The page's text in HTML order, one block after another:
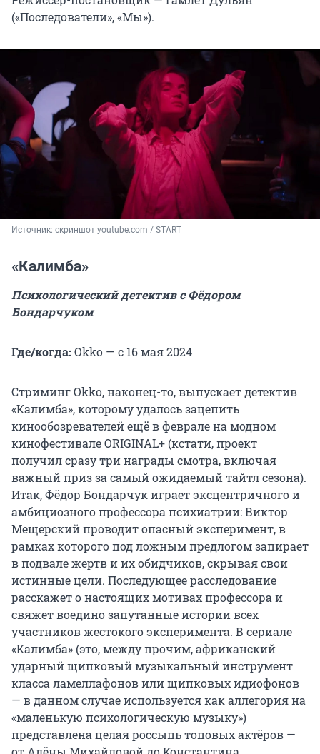
(«Последователи», «Мы»).
Источник: скриншот youtube.com / START
«Калимба»
Психологический детектив с Фёдором
Бондарчуком
Где/когда: Okko — с 16 мая 2024
Стриминг Okko, наконец-то, выпускает детектив
«Калимба», которому удалось зацепить
кинообозревателей ещё в феврале на модном
кинофестивале ORIGINAL+ (кстати, проект
получил сразу три награды смотра, включая
важный приз за самый ожидаемый тайтл сезона).
Итак, Фёдор Бондарчук играет эксцентричного и
амбициозного профессора психиатрии: Виктор
Мещерский проводит опасный эксперимент, в
рамках которого под ложным предлогом запирает
в подвале жертв и их обидчиков, скрывая свои
истинные цели. Последующее расследование
расскажет о настоящих мотивах профессора и
свяжет воедино запутанные истории всех
участников жестокого эксперимента. В сериале
«Калимба» (это, между прочим, африканский
ударный щипковый музыкальный инструмент
класса ламеллафонов или щипковых идиофонов
— в данном случае используется как аллегория на
«маленькую психологическую музыку»)
представлена целая россыпь топовых актёров —